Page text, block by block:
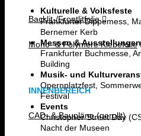
Backlit-/Frontlitfolie
Mono- & Polymere Klebefolie
INNENBEREICH
CAD- & Baupläne (gerollt)
Kulturelle & Volksfeste
Frankfurter Dippemess,
Bernemer Kerb
Messen & Ausstellungen
Frankfurter Buchmesse,
Building
Musik- und
Opernplatzfest,
Festival
Events
Christopher Street Day
Nacht der Museen